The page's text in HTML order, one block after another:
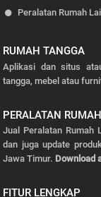
Peralatan Rumah
RUMAH TANGGA
Aplikasi dan situs
tangga, mebel atau
PERALATAN
Jual Peralatan Rumah
dan juga update
Jawa Timur. Download
FITUR LENGKAP